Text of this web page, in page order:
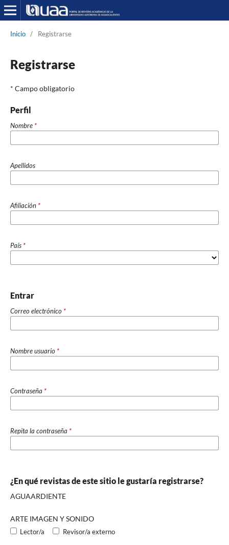
Inicio / Registrarse
Registrarse
* Campo obligatorio
Perfil
Nombre *
Apellidos
Afiliación *
País *
Entrar
Correo electrónico *
Nombre usuario *
Contraseña *
Repita la contraseña *
¿En qué revistas de este sitio le gustaría registrarse?
AGUAARDIENTE
ARTE IMAGEN Y SONIDO
Lector/a Revisor/a externo